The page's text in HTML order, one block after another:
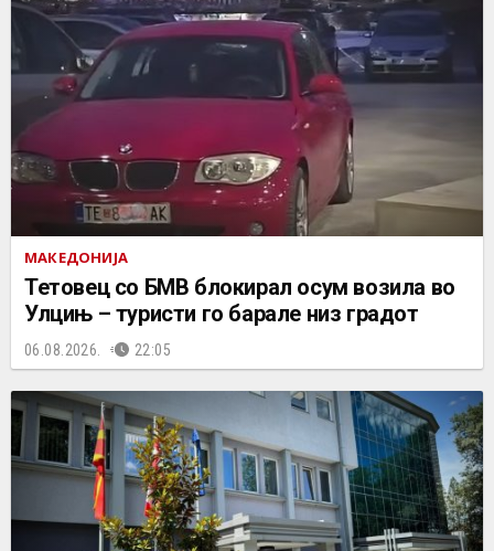
МАКЕДОНИЈА
Тетовец со БМВ блокирал осум возила во
Улцињ – туристи го барале низ градот
06.08.2026. 22:05